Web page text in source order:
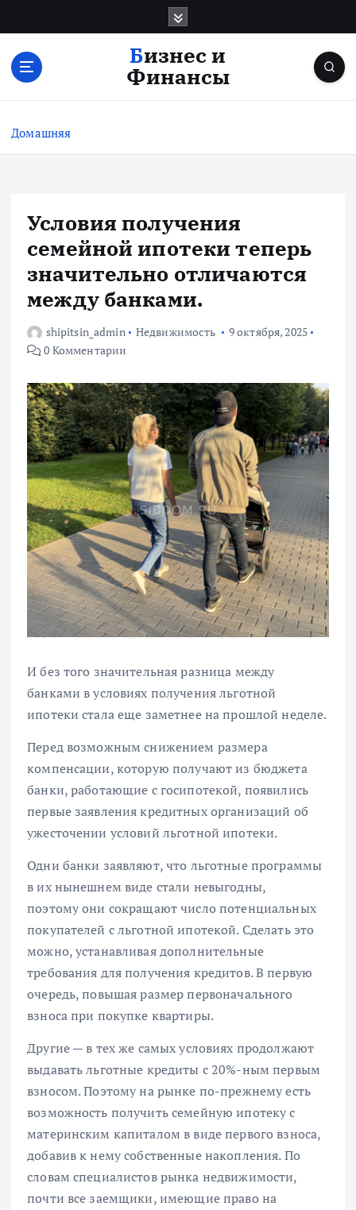
с
Бизнес и
Финансы
Домашняя
Условия получения
семейной ипотеки теперь
значительно отличаются
между банками.
shipitsin_admin Недвижимость
9 октября, 2025
0 Комментарии
И без того значительная разница между
банками в условиях получения льготной
ипотеки стала еще заметнеена прошлой неделе.
Перед возможным снижением размера
компенсации, которую получают из бюджета
банки, работающие с госипотекой, появились
первые заявления кредитных организаций об
ужесточении условий льготной ипотеки.
Одни банки заявляют, что льготные программы
в их нынешнем виде стали невыгодны,
поэтому они сокращают число потенциальных
покупателей с льготной ипотекой. Сделать это
можно, устанавливая дополнительные
требования для получения кредитов. В первую
очередь, повышая размер первоначального
взноса при покупке квартиры.
Другие — в тех же самых условиях продолжают
выдавать льготные кредиты с 20%-ным первым
взносом. Поэтому на рынке по-прежнему есть
возможность получить семейную ипотеку с
материнским капиталом в виде первого взноса,
добавив к нему собственные накопления. По
словам специалистов рынка недвижимости,
почти все заемщики, имеющие право на